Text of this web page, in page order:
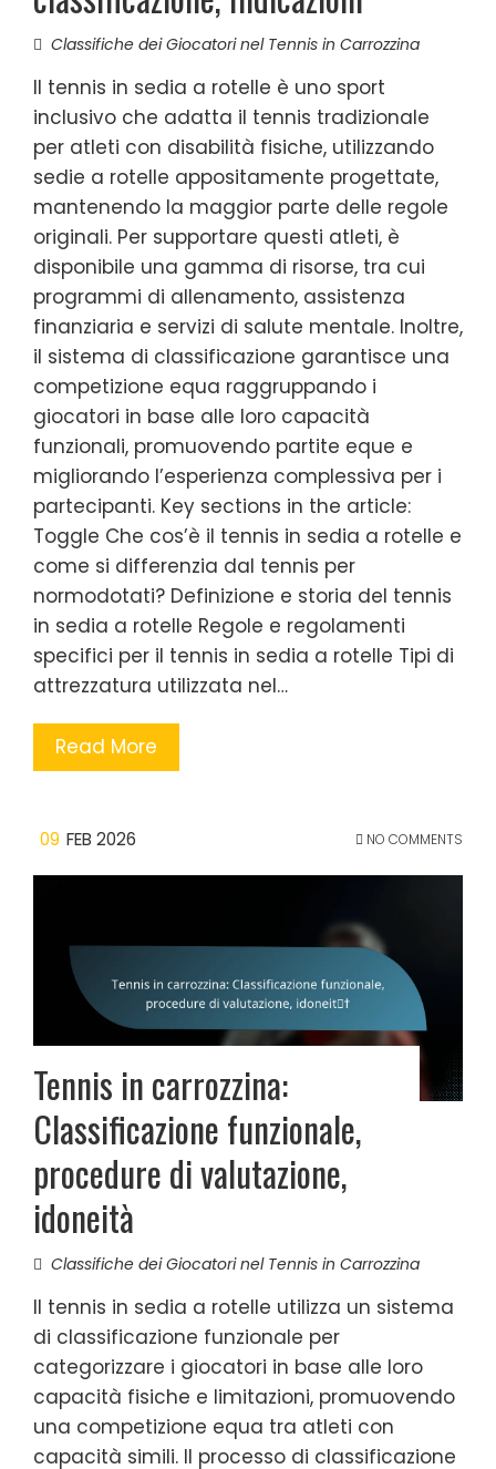
Classifiche dei Giocatori nel Tennis in Carrozzina
Il tennis in sedia a rotelle è uno sport
inclusivo che adatta il tennis tradizionale
per atleti con disabilità fisiche, utilizzando
sedie a rotelle appositamente progettate,
mantenendo la maggior parte delle regole
originali. Per supportare questi atleti, è
disponibile una gamma di risorse, tra cui
programmi di allenamento, assistenza
finanziaria e servizi di salute mentale. Inoltre,
il sistema di classificazione garantisce una
competizione equa raggruppando i
giocatori in base alle loro capacità
funzionali, promuovendo partite eque e
migliorando l’esperienza complessiva per i
partecipanti. Key sections in the article:
Toggle Che cos’è il tennis in sedia a rotelle e
come si differenzia dal tennis per
normodotati? Definizione e storia del tennis
in sedia a rotelle Regole e regolamenti
specifici per il tennis in sedia a rotelle Tipi di
attrezzatura utilizzata nel…
Read More
09 FEB 2026 NO COMMENTS
Tennis in carrozzina:
Classificazione funzionale,
procedure di valutazione,
idoneità
Classifiche dei Giocatori nel Tennis in Carrozzina
Il tennis in sedia a rotelle utilizza un sistema
di classificazione funzionale per
categorizzare i giocatori in base alle loro
capacità fisiche e limitazioni, promuovendo
una competizione equa tra atleti con
capacità simili. Il processo di classificazione